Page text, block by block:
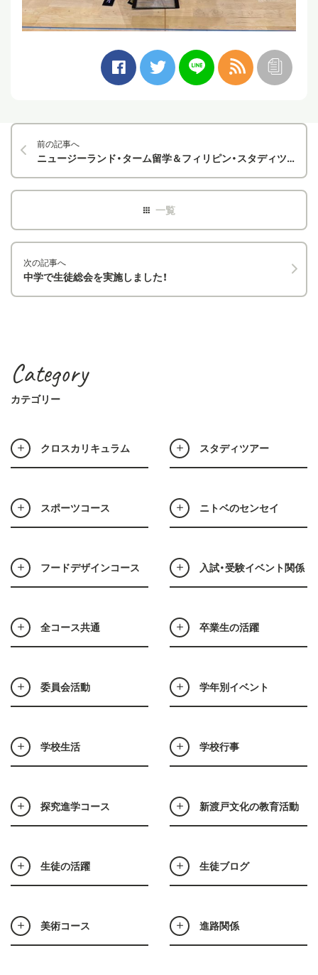
前の記事へ
ニュージーランド・ターム留学＆フィリピン・スタディツアー説明会
次の記事へ
中学で生徒総会を実施しました！
Category
カテゴリー
クロスカリキュラム スタディツアー
スポーツコース ニトベのセンセイ
フードデザインコース 入試・受験イベント関係
全コース共通 卒業生の活躍
委員会活動 学年別イベント
学校生活 学校行事
探究進学コース 新渡戸文化の教育活動
生徒の活躍 生徒ブログ
美術コース 進路関係